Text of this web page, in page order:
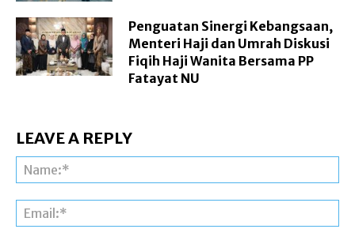
Penguatan Sinergi Kebangsaan,
Menteri Haji dan Umrah Diskusi
Fiqih Haji Wanita Bersama PP
Fatayat NU
LEAVE A REPLY